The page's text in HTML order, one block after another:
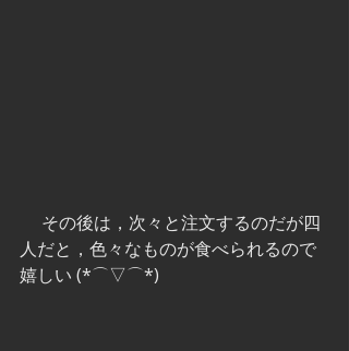
人だと，色々なものが食べられるので
嬉しい (*⌒▽⌒*)